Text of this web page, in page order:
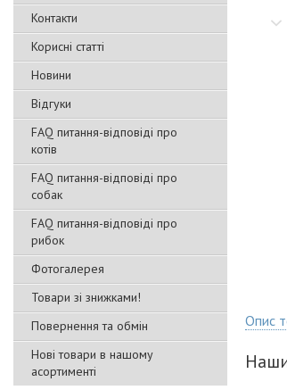
Контакти
Корисні статті
Новини
Відгуки
FAQ питання-відповіді про
котів
FAQ питання-відповіді про
собак
FAQ питання-відповіді про
рибок
Фотогалерея
Товари зі знижками!
Повернення та обмін
Нові товари в нашому
асортименті
Опис